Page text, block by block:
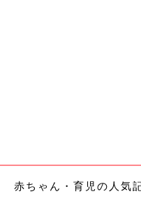
赤ちゃん・育児の人気